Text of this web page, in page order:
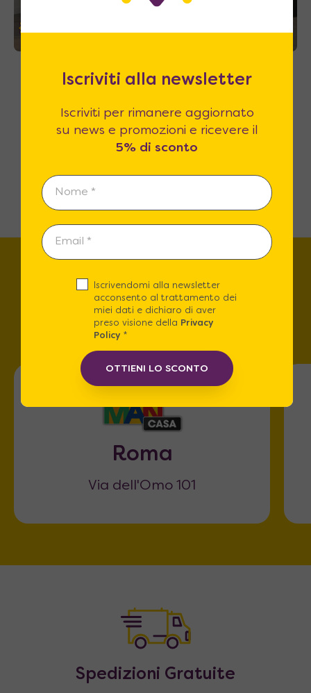
Neve 90 – Letto a scomparsa orizzontale
una piazza per bambini e ragazzi
A partire da 1.871 1.170
Trova lo store più vicino a
te!
Roma
Via dell'Omo 101
Spedizioni Gratuite
Iscriviti alla newsletter
Iscriviti per rimanere aggiornato
su news e promozioni e ricevere il
5% di sconto
Iscrivendomi alla newsletter
acconsento al trattamento dei
miei dati e dichiaro di aver
preso visione della Privacy
Policy*
OTTIENI LO SCONTO